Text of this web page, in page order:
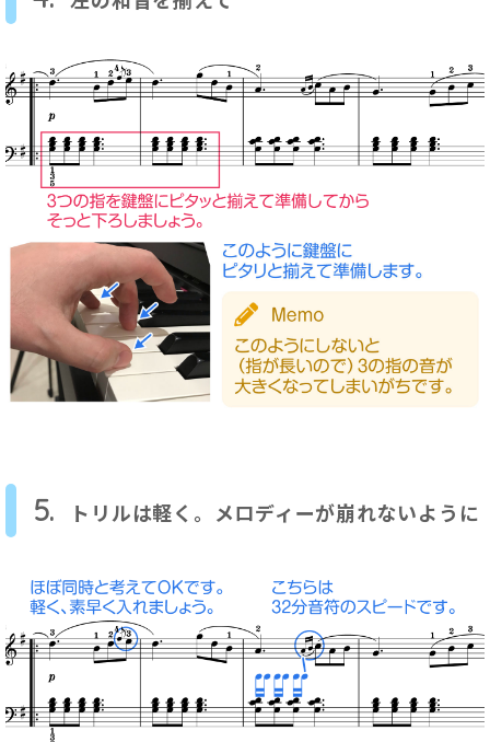
5. トリルは軽く。メロディーが崩れないように